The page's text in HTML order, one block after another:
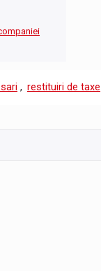
, restituiri de taxe